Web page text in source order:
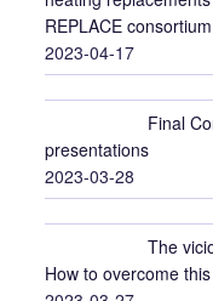
REPLACE
2023-04-17
Final
presentations
2023-03-28
The
How to overcome